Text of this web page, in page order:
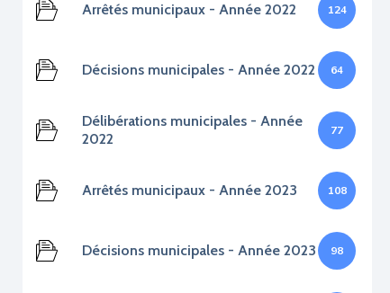
Arrêtés municipaux - Année 2022 124
Décisions municipales - Année 2022 64
Délibérations municipales - Année
2022
77
Arrêtés municipaux - Année 2023 108
Décisions municipales - Année 2023 98